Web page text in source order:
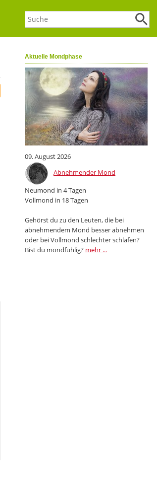
Aktuelle Mondphase
09. August 2026
Abnehmender Mond
Neumond in 4 Tagen
Vollmond in 18 Tagen
Gehörst du zu den Leuten, die bei
abnehmendem Mond besser abnehmen
oder bei Vollmond schlechter schlafen?
Bist du mondfühlig? mehr ...